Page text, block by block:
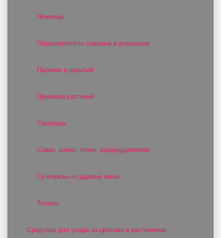
Ножницы
Опрыскиватели садовые и домашние
Парники и укрытия
Прививка растений
Секаторы
Совки, вилки, тяпки, корнеудалители
Сучкорезы и садовые пилы
Точило
Средства для ухода за цветами и растениями